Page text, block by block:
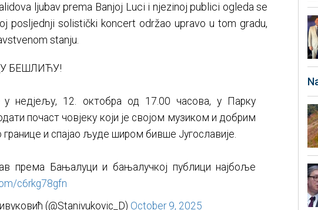
ljubav prema Banjoj Luci i njezinoj publici ogleda se
posljednji solistički koncert održao upravo u tom gradu,
stanju.
БЕШЛИЋУ!
недјељу, 12. октобра од 17.00 часова, у Парку
почаст човјеку који је својом музиком и добрим
границе и спајао људе широм бивше Југославије.
према Бањалуци и бањалучкој публици најбоље
c6rkg78gfn
(@Stanivukovic_D) October 9, 2025